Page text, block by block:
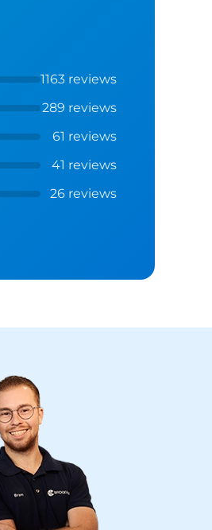
1163 reviews
289 reviews
61 reviews
41 reviews
26 reviews